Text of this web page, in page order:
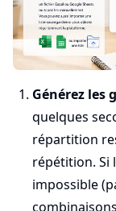
Générez les
quelques
répartition
répétition. Si
impossible